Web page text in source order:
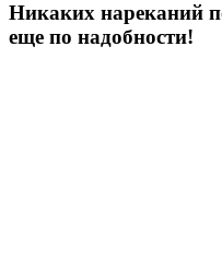
Никаких нареканий
еще по надобности!